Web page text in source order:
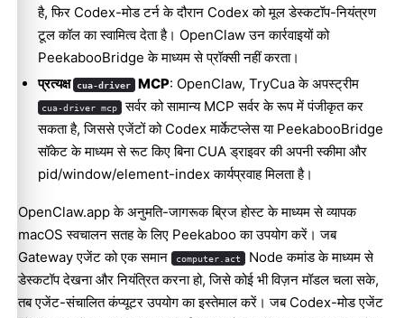
है, फिर Codex-मोड टर्न के दौरान Codex को मूल डेस्कटॉप-नियंत्रण
टूल कॉल का स्वामित्व देता है। OpenClaw उन कार्रवाइयों को
PeekabooBridge के माध्यम से प्रॉक्सी नहीं करता।
प्रत्यक्ष cua-driver MCP: OpenClaw, TryCua के अपस्ट्रीम
cua-driver mcp
सर्वर को सामान्य MCP सर्वर के रूप में पंजीकृत कर
सकता है, जिससे एजेंटों को Codex मार्केटप्लेस या PeekabooBridge
सॉकेट के माध्यम से रूट किए बिना CUA ड्राइवर की अपनी स्कीमा और
pid/window/element-index कार्यप्रवाह मिलता है।
OpenClaw.app के अनुमति-जागरूक ब्रिज होस्ट के माध्यम से व्यापक
macOS स्वचालन सतह के लिए Peekaboo का उपयोग करें। जब
Gateway एजेंट को एक समान
computer.act Node कमांड के माध्यम से
डेस्कटॉप देखना और नियंत्रित करना हो, जिसे कोई भी विज़न मॉडल चला सके,
तब एजेंट-संचालित कंप्यूटर उपयोग का इस्तेमाल करें। जब Codex-मोड एजेंट